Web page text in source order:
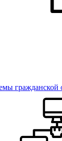
гражданской